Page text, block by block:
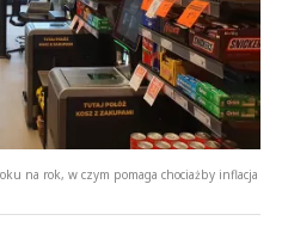
na rok, w czym pomaga chociażby inflacja